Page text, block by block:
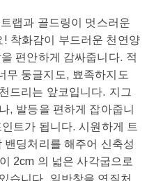
랩과 골드링이 멋스러운
착화감이 부드러운 천연양
편안하게 감싸줍니다. 적
무 둥글지도, 뾰족하지도
드리는 앞코입니다. 지그
, 발등을 편하게 잡아줍니
트가 됩니다. 시원하게 트
딩처리를 해주어 신축성
2cm 의 넓은 사각굽으로
습니다. 일반창을 연질처